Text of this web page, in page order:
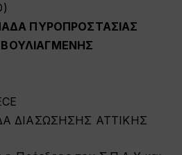
ΠΥΡΟΠΡΟΣΤΑΣΙΑΣ
ΔΙΑΣΩΣΗΣΗΣ ΑΤΤΙΚΗΣ